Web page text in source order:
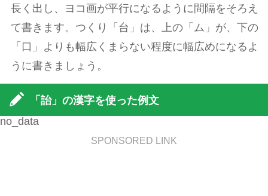
長く出し、ヨコ画が平行になるように間隔をそろえ
て書きます。つくり「台」は、上の「ム」が、下の
「口」よりも幅広くまらない程度に幅広めになるよ
うに書きましょう。
「詒」の漢字を使った例文
no_data
SPONSORED LINK